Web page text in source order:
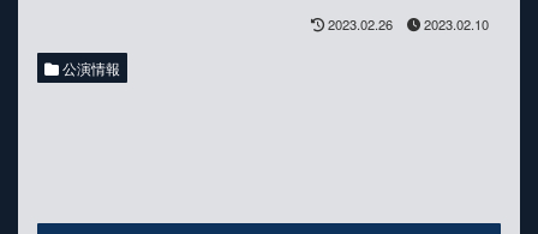
2023.02.26 2023.02.10
公演情報